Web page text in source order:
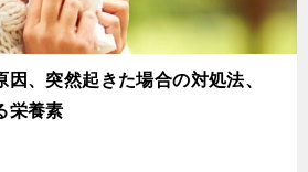
因、突然起きた場合の対処法、
栄養素